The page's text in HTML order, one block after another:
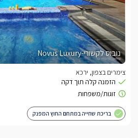
נובוס לקשורי-Novus Luxury
צימרים בצפון, ירכא
בריכת שחייה במתחם החוץ המפנק